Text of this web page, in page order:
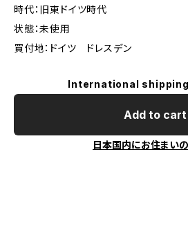
時代：旧東ドイツ時代
状態：未使用
買付地：ドイツ ドレスデン
International
Add to cart
日本国内にお住まい